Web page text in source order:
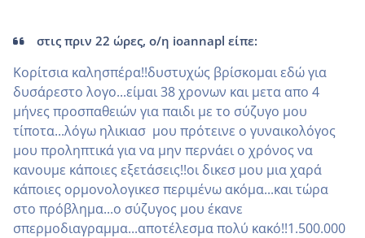
στις πριν 22 ώρες, ο/η ioannapl είπε:
Κορίτσια καλησπέρα!!δυστυχώς βρίσκομαι εδώ για
δυσάρεστο λογο...είμαι 38 χρονων και μετα απο 4
μήνες προσπαθειών για παιδι με το σύζυγο μου
τίποτα...λόγω ηλικιασ μου πρότεινε ο γυναικολόγος
μου προληπτικά για να μην περνάει ο χρόνος να
κανουμε κάποιες εξετάσεις!!οι δικεσ μου μια χαρά
κάποιες ορμονολογικεσ περιμένω ακόμα...και τώρα
στο πρόβλημα...ο σύζυγος μου έκανε
σπερμοδιαγραμμα...αποτέλεσμα πολύ κακό!!1.500.000